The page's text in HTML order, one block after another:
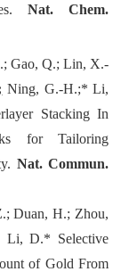
Nat. Chem.
Gao, Q.; Lin, X.-
Ning, G.-H.;* Li,
Stacking In
for Tailoring
Nat. Commun.
Duan, H.; Zhou,
Li, D.* Selective
of Gold From